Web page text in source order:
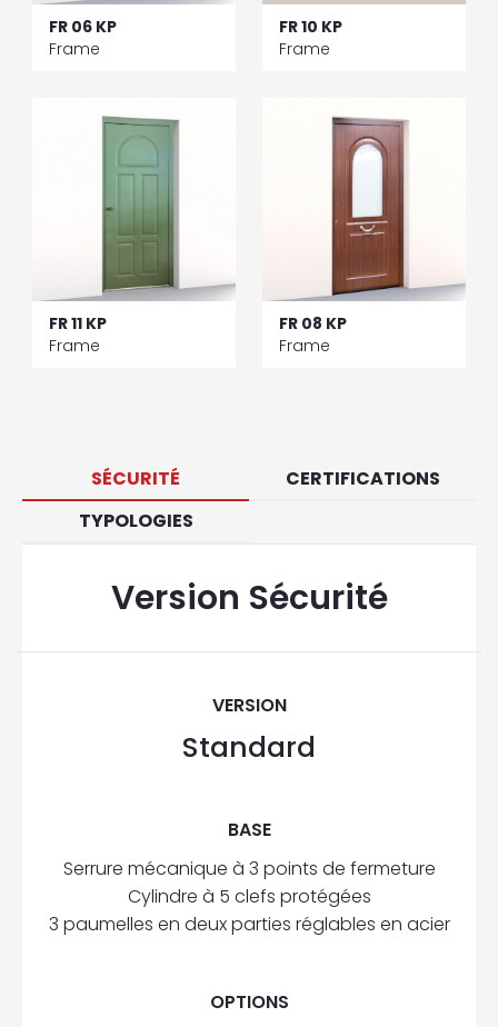
FR 06 KP
Frame
FR 10 KP
Frame
FR 11 KP
Frame
FR 08 KP
Frame
SÉCURITÉ
CERTIFICATIONS
TYPOLOGIES
Version Sécurité
VERSION
Standard
BASE
Serrure mécanique à 3 points de fermeture
Cylindre à 5 clefs protégées
3 paumelles en deux parties réglables en acier
OPTIONS